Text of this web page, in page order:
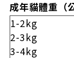
成年貓體重（
1-2kg
2-3kg
3-4kg